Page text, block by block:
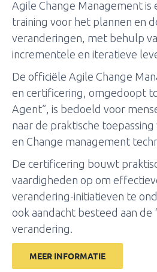
Agile Change Management is
training voor het plannen en
veranderingen, met behulp
incrementele en iteratieve
De officiële Agile Change
en certificering, omgedoopt
Agent”, is bedoeld voor
naar de praktische
en Change management
De certificering bouwt
vaardigheden op om
verandering-initiatieven te
ook aandacht besteed aan de
verandering.
MEER INFORMATIE